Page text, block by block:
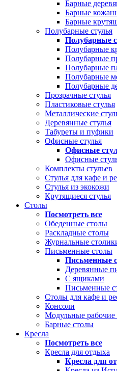
Барные
Барные
Барные
Полубарные стулья
Полубарные
Полубарные
Полубарные
Полубарные
Полубарные
Полубарные
Прозрачные стулья
Пластиковые стулья
Металлические
Деревянные стулья
Табуреты и пуфики
Офисные стулья
Офисные
Офисные
Комплекты стульев
Стулья для кафе и
Стулья из экокожи
Крутящиеся стулья
Столы
Посмотреть все
Обеденные столы
Раскладные столы
Журнальные
Письменные столы
Письменные
Деревянные
С ящиками
Письменные
Столы для кафе и
Консоли
Модульные рабочие
Барные столы
Кресла
Посмотреть все
Кресла для отдыха
Кресла для